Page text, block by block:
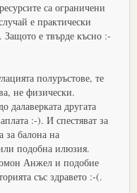
са ограничени
е практически
е твърде късно :-
полуръстове, те
не физически.
далаверката другата
:-). И спестяват за
за балона на
подобна илюзия.
Анжел и подобие
със здравето :-(.